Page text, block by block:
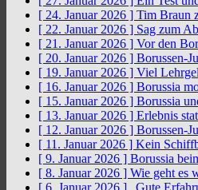
[ 24. Januar 2026 ] Tim Braun
[ 22. Januar 2026 ] Sag zum
[ 21. Januar 2026 ] Vor den
[ 20. Januar 2026 ] Borussen-
[ 19. Januar 2026 ] Viel
[ 16. Januar 2026 ] Borussia
[ 15. Januar 2026 ] Borussia
[ 13. Januar 2026 ] Erlebnis
[ 12. Januar 2026 ] Borussen-
[ 11. Januar 2026 ] Kein
[ 9. Januar 2026 ] Borussia
[ 8. Januar 2026 ] Wie geht es
[ 6. Januar 2026 ]
„Gute